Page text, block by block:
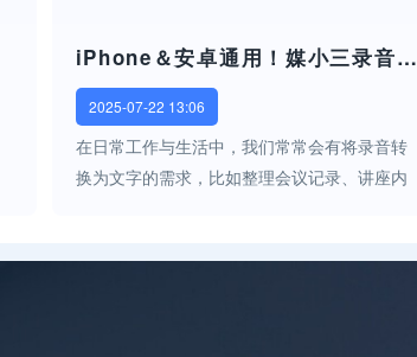
iPhone＆安卓通用！媒小三录音转文字使用方法​
2025-07-22 13:06
在日常工作与生活中，我们常常会有将录音转
换为文字的需求，比如整理会议记录、讲座内